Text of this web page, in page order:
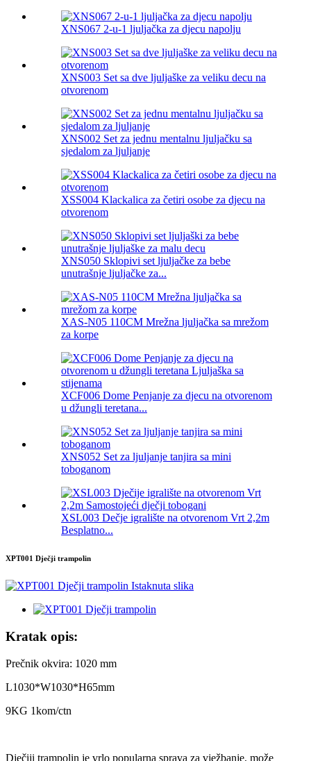
XNS067 2-u-1 ljuljačka za djecu napolju
XNS003 Set sa dve ljuljaške za veliku decu na
otvorenom
XNS002 Set za jednu mentalnu ljuljačku sa
sjedalom za ljuljanje
XSS004 Klackalica za četiri osobe za djecu na
otvorenom
XNS050 Sklopivi set ljuljačke za bebe
unutrašnje ljuljačke za...
XAS-N05 110CM Mrežna ljuljačka sa mrežom
za korpe
XCF006 Dome Penjanje za djecu na otvorenom
u džungli teretana...
XNS052 Set za ljuljanje tanjira sa mini
toboganom
XSL003 Dečje igralište na otvorenom Vrt 2,2m
Besplatno...
XPT001 Dječji trampolin
Kratak opis:
Prečnik okvira: 1020 mm
L1030*W1030*H65mm
9KG 1kom/ctn
Dječiji trampolin je vrlo popularna sprava za vježbanje, može